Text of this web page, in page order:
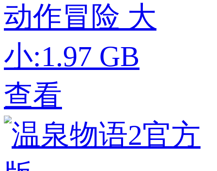
动作冒险 大
小:1.97 GB
查看